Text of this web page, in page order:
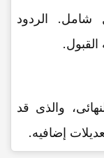
شامل. الردود
والذی قد
إضافیه.